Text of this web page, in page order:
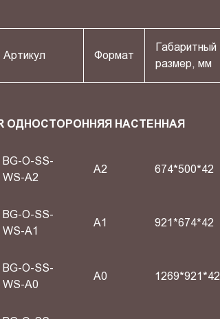
Артикул Формат
Габаритный
размер, мм
ОДНОСТОРОННЯЯ НАСТЕННАЯ
BG-O-SS-
WS-A2
A2 674*500*42
BG-O-SS-
WS-A1
A1 921*674*42
BG-O-SS-
WS-A0
А0 1269*921*42